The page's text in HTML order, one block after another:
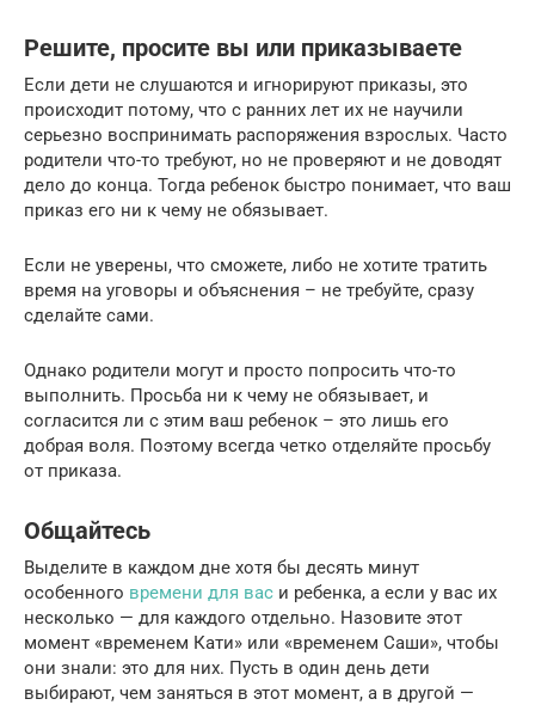
Решите, просите вы или приказываете
Если дети не слушаются и игнорируют приказы, это
происходит потому, что с ранних лет их не научили
серьезно воспринимать распоряжения взрослых. Часто
родители что-то требуют, но не проверяют и не доводят
дело до конца. Тогда ребенок быстро понимает, что ваш
приказ его ни к чему не обязывает.
Если не уверены, что сможете, либо не хотите тратить
время на уговоры и объяснения – не требуйте, сразу
сделайте сами.
Однако родители могут и просто попросить что-то
выполнить. Просьба ни к чему не обязывает, и
согласится ли с этим ваш ребенок – это лишь его
добрая воля. Поэтому всегда четко отделяйте просьбу
от приказа.
Общайтесь
Выделите в каждом дне хотя бы десять минут
особенного времени для вас и ребенка, а если у вас их
несколько — для каждого отдельно. Назовите этот
момент «временем Кати» или «временем Саши», чтобы
они знали: это для них. Пусть в один день дети
выбирают, чем заняться в этот момент, а в другой —